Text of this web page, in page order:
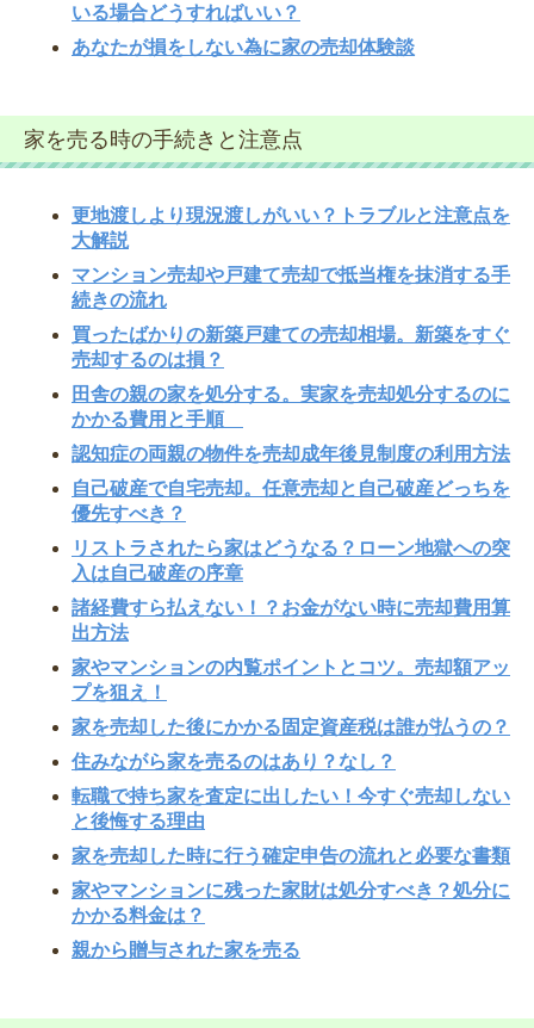
いる場合どうすればいい？
あなたが損をしない為に家の売却体験談
家を売る時の手続きと注意点
更地渡しより現況渡しがいい？トラブルと注意点を
大解説
マンション売却や戸建て売却で抵当権を抹消する手
続きの流れ
買ったばかりの新築戸建ての売却相場。新築をすぐ
売却するのは損？
田舎の親の家を処分する。実家を売却処分するのに
かかる費用と手順
認知症の両親の物件を売却成年後見制度の利用方法
自己破産で自宅売却。任意売却と自己破産どっちを
優先すべき？
リストラされたら家はどうなる？ローン地獄への突
入は自己破産の序章
諸経費すら払えない！？お金がない時に売却費用算
出方法
家やマンションの内覧ポイントとコツ。売却額アッ
プを狙え！
家を売却した後にかかる固定資産税は誰が払うの？
住みながら家を売るのはあり？なし？
転職で持ち家を査定に出したい！今すぐ売却しない
と後悔する理由
家を売却した時に行う確定申告の流れと必要な書類
家やマンションに残った家財は処分すべき？処分に
かかる料金は？
親から贈与された家を売る